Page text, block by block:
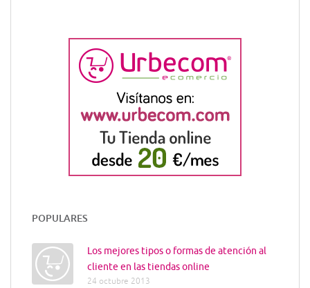
POPULARES
Los mejores tipos o formas de atención al
cliente en las tiendas online
24 octubre 2013